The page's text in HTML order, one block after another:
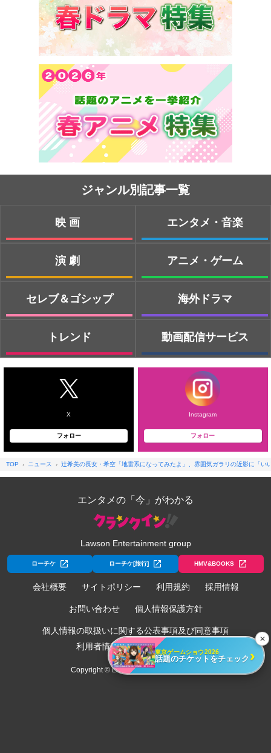
ジャンル別記事一覧
映画
演劇
セレブ＆ゴシップ
トレンド
エンタメ・音楽
アニメ・ゲーム
海外ドラマ
動画配信サービス
X
フォロー
Instagram
フォロー
TOP ニュース 辻希美の長女・希空「地雷系になってみたよ」、雰囲気ガラリの近影に「い
エンタメの「今」がわかる
Lawson Entertainment group
ローチケ ローチケ[旅行] HMV&BOOKS
会社概要 サイトポリシー 利用規約 採用情報
お問い合わせ 個人情報保護方針
個人情報の取扱いに関する公表事項及び同意事項
利用者情報の外部送信について
Copyright © Lawson Entertainment, Inc.
✕
東京ゲームショウ2026
話題のチケットをチェック ›